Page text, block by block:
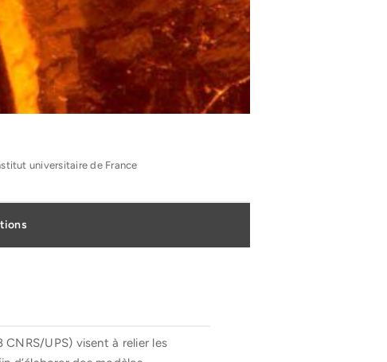
universitaire de France
CNRS/UPS) visent à relier les